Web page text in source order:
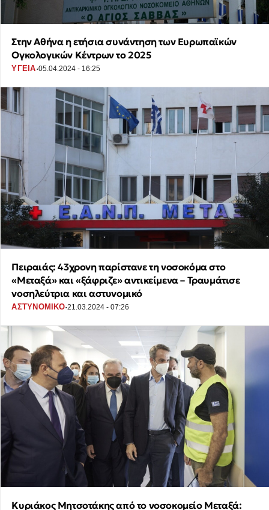
Στην Αθήνα η ετήσια συνάντηση των Ευρωπαϊκών
Ογκολογικών Κέντρων το 2025
ΥΓΕΙΑ·05.04.2024 - 16:25
Πειραιάς: 43χρονη παρίστανε τη νοσοκόμα στο
«Μεταξά» και «ξάφριζε» αντικείμενα – Τραυμάτισε
νοσηλεύτρια και αστυνομικό
ΑΣΤΥΝΟΜΙΚΟ·21.03.2024 - 07:26
Κυριάκος Μητσοτάκης από το νοσοκομείο Μεταξά: